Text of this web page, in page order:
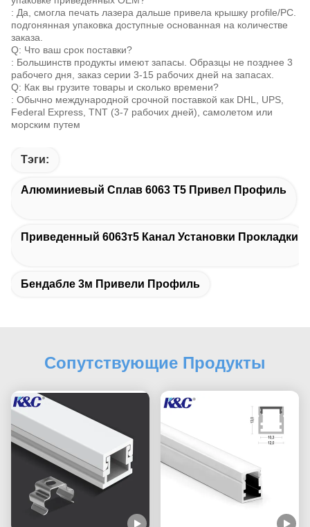
: Да, смогла печать лазера дальше привела крышку profile/PC.
подгонянная упаковка доступные основанная на количестве
заказа.
Q: Что ваш срок поставки?
: Большинств продукты имеют запасы. Образцы не позднее 3
рабочего дня, заказ серии 3-15 рабочих дней на запасах.
Q: Как вы грузите товары и сколько времени?
: Обычно международной срочной поставкой как DHL, UPS,
Federal Express, TNT (3-7 рабочих дней), самолетом или
морским путем
Тэги:
Алюминиевый Сплав 6063 Т5 Привел Профиль
Приведенный 6063т5 Канал Установки Прокладки
Бендабле 3м Привели Профиль
Сопутствующие Продукты